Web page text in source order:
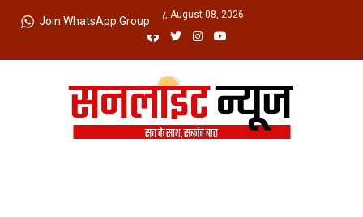
Saturday, August 08, 2026
Join WhatsApp Group